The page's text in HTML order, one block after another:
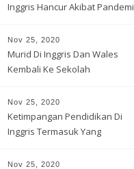
Inggris Hancur Akibat Pandemi
Nov 25, 2020
Murid Di Inggris Dan Wales
Kembali Ke Sekolah
Nov 25, 2020
Ketimpangan Pendidikan Di
Inggris Termasuk Yang
Nov 25, 2020